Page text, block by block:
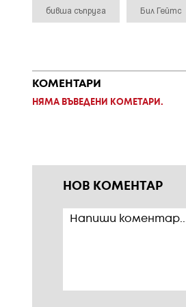
бивша съпруга Бил Гейтс
КОМЕНТАРИ
НЯМА ВЪВЕДЕНИ КОМЕТАРИ.
НОВ КОМЕНТАР